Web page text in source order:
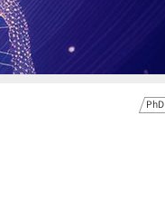
PhD